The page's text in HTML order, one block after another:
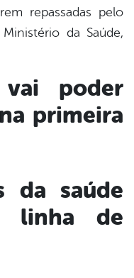
repassadas pelo
da Saúde,
poder
primeira
da saúde
linha de